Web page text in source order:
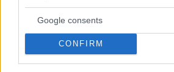
Google consents
CONFIRM